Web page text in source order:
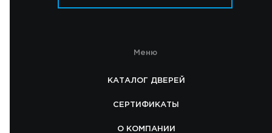
Меню
КАТАЛОГ ДВЕРЕЙ
СЕРТИФИКАТЫ
О КОМПАНИИ